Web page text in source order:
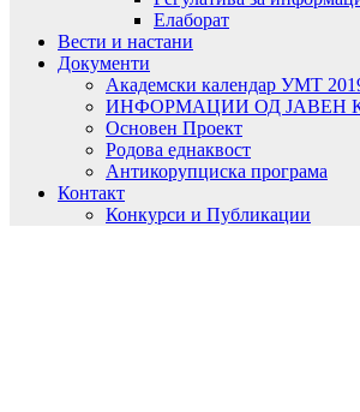
Елаборат
Вести и настани
Документи
Академски календар УМТ
ИНФОРМАЦИИ ОД ЈАВЕН
Основен Проект
Родова еднаквост
Антикорупциска програма
Контакт
Конкурси и Публикации